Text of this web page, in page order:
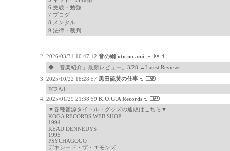
6 受験・勉強
7 ブログ
8 メンタル
9 法律・裁判
2026/03/31 10:47:12 音の網-oto no ami-
◆「音楽紹介」最新レビュー。3/28 →Latest Reviews
2025/10/22 18:28:57 黒田硫黄の仕事
FC2Ad
2025/01/29 21:38:59 K.O.G.A Records
▼各種音源タイトル・グッズの通販はこちら▼
KOGA RECORDS WEB SHOP
1994
KEAD DENNEDYS
1995
PSYCHAGOGO
デキシード・ザ・エモンズ